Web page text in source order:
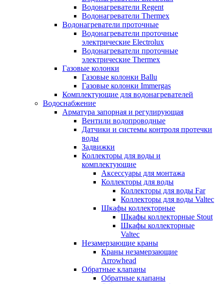
Водонагреватели Regent
Водонагреватели Thermex
Водонагреватели проточные
Водонагреватели проточные
электрические Electrolux
Водонагреватели проточные
электрические Thermex
Газовые колонки
Газовые колонки Ballu
Газовые колонки Immergas
Комплектующие для водонагревателей
Водоснабжение
Арматура запорная и регулирующая
Вентили водопроводные
Датчики и системы контроля протечки
воды
Задвижки
Коллекторы для воды и
комплектующие
Аксессуары для монтажа
Коллекторы для воды
Коллекторы для воды Far
Коллекторы для воды Valtec
Шкафы коллекторные
Шкафы коллекторные Stout
Шкафы коллекторные
Valtec
Незамерзающие краны
Краны незамерзающие
Arrowhead
Обратные клапаны
Обратные клапаны